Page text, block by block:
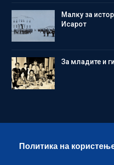
Малку за
Исарот
Зa младите и
Политика на